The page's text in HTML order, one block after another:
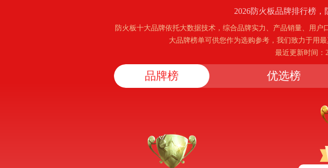
2026防火板品牌排行榜
防火板十大品牌依托大数据技术，综合品牌实力、产品销量、用
大品牌榜单可供您作为选购参考，我们致力于用
最近更新时间：
品牌榜 优选榜